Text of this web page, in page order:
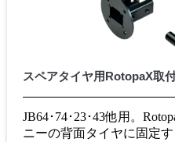
スペアタイヤ用RotopaX取
JB64･74･23･43他用。
ニーの背面タイヤに固定